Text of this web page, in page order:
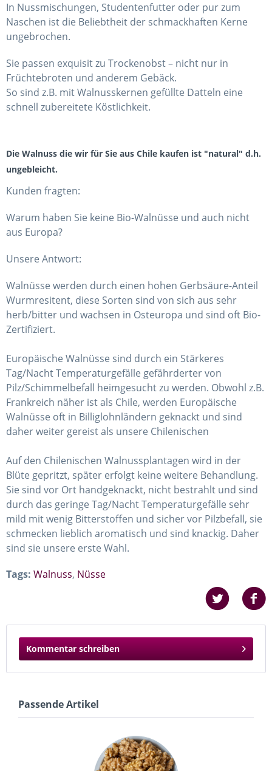
In Nussmischungen, Studentenfutter oder pur zum
Naschen ist die Beliebtheit der schmackhaften Kerne
ungebrochen.
Sie passen exquisit zu Trockenobst – nicht nur in
Früchtebroten und anderem Gebäck.
So sind z.B. mit Walnusskernen gefüllte Datteln eine
schnell zubereitete Köstlichkeit.
Die Walnuss die wir für Sie aus Chile kaufen ist "natural" d.h.
ungebleicht.
Kunden fragten:
Warum haben Sie keine Bio-Walnüsse und auch nicht
aus Europa?
Unsere Antwort:
Walnüsse werden durch einen hohen Gerbsäure-Anteil
Wurmresitent, diese Sorten sind von sich aus sehr
herb/bitter und wachsen in Osteuropa und sind oft Bio-
Zertifiziert.
Europäische Walnüsse sind durch ein Stärkeres
Tag/Nacht Temperaturgefälle gefährderter von
Pilz/Schimmelbefall heimgesucht zu werden. Obwohl z.B.
Frankreich näher ist als Chile, werden Europäische
Walnüsse oft in Billiglohnländern geknackt und sind
daher weiter gereist als unsere Chilenischen
Auf den Chilenischen Walnussplantagen wird in der
Blüte gepritzt, später erfolgt keine weitere Behandlung.
Sie sind vor Ort handgeknackt, nicht bestrahlt und sind
durch das geringe Tag/Nacht Temperaturgefälle sehr
mild mit wenig Bitterstoffen und sicher vor Pilzbefall, sie
schmecken lieblich aromatisch und sind knackig. Daher
sind sie unsere erste Wahl.
Tags: Walnuss, Nüsse
Kommentar schreiben
Passende Artikel